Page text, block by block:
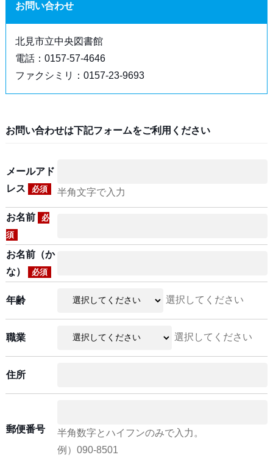
お問い合わせ
北見市立中央図書館
電話：0157-57-4646
ファクシミリ：0157-23-9693
お問い合わせは下記フォームをご利用ください
メールアド
レス
必須 半角文字で入力
お名前
必
須
お名前（か
な）
必須
年齢 選択してください
職業 選択してください
住所
郵便番号
半角数字とハイフンのみで入力。
例）090-8501